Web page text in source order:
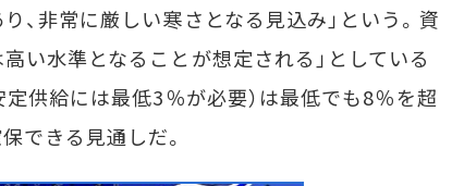
、非常に厳しい寒さとなる見込み」という。資
い水準となることが想定される」としている
定供給には最低3％が必要）は最低でも8％を超
できる見通しだ。